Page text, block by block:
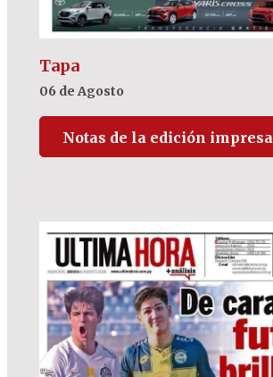
Tapa
06 de Agosto
Notas de la edición impresa